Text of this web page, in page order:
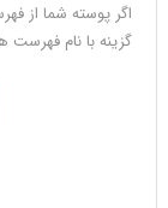
اگر پوسته شما از
گزینه با نام فهرست